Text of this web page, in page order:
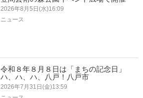
2026年8月5日(水)16:09
ニュース
令和８年８月８日は「まちの記念日」
ハ、ハ、ハ、八戸！八戸市
2026年7月31日(金)13:59